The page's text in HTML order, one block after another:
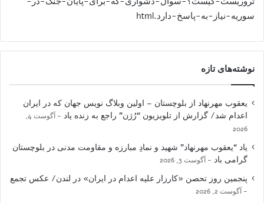
سوریه-نیاز-به-پاسخ-دارد.html
نوشته‌های تازه
یعقوب مهرنهاد از بلوچستان – اولین وبلاگ نویس جهان که در ایران
اعدام شد/ گزارش از تلویزیون “رُژن” راجع به زنده یاد
آگوست 4,
2026
یاد “یعقوب مهرنهاد” شهید و نمادِ مبارزه و مقاومت مدنی در بلوچستان
گرامی باد
آگوست 3, 2026
پنجمین روز تحصن «کارزار علیه اعدام در ایران» در لندن/ عکس تجمع
آگوست 2, 2026